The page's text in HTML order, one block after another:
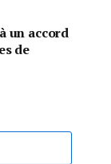
un accord
de